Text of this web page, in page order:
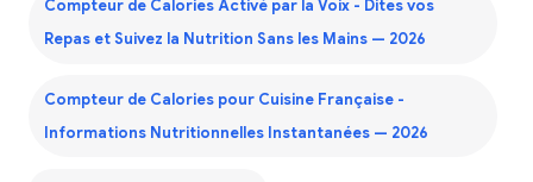
Compteur de Calories Activé par la Voix - Dites vos
Repas et Suivez la Nutrition Sans les Mains — 2026
Compteur de Calories pour Cuisine Française -
Informations Nutritionnelles Instantanées — 2026